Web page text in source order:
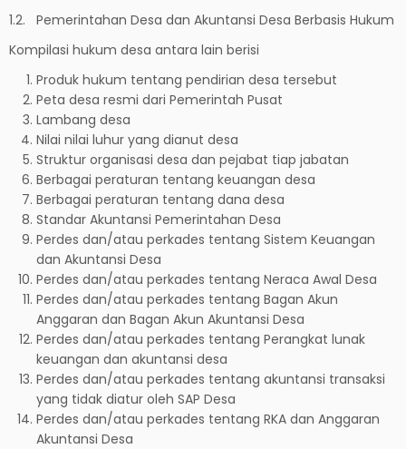
1.2. Pemerintahan Desa dan Akuntansi Desa Berbasis Hukum
Kompilasi hukum desa antara lain berisi
Produk hukum tentang pendirian desa tersebut
Peta desa resmi dari Pemerintah Pusat
Lambang desa
Nilai nilai luhur yang dianut desa
Struktur organisasi desa dan pejabat tiap jabatan
Berbagai peraturan tentang keuangan desa
Berbagai peraturan tentang dana desa
Standar Akuntansi Pemerintahan Desa
Perdes dan/atau perkades tentang Sistem Keuangan
dan Akuntansi Desa
Perdes dan/atau perkades tentang Neraca Awal Desa
Perdes dan/atau perkades tentang Bagan Akun
Anggaran dan Bagan Akun Akuntansi Desa
Perdes dan/atau perkades tentang Perangkat lunak
keuangan dan akuntansi desa
Perdes dan/atau perkades tentang akuntansi transaksi
yang tidak diatur oleh SAP Desa
Perdes dan/atau perkades tentang RKA dan Anggaran
Akuntansi Desa